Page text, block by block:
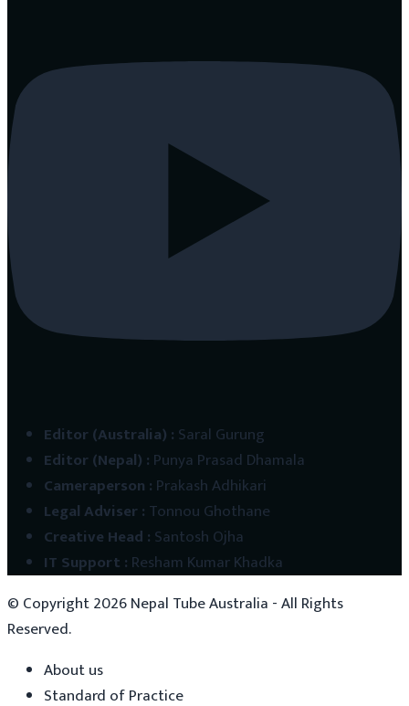
Editor (Australia) : Saral Gurung
Editor (Nepal) : Punya Prasad Dhamala
Cameraperson : Prakash Adhikari
Legal Adviser: Tonnou Ghothane
Creative Head : Santosh Ojha
IT Support : Resham Kumar Khadka
© Copyright2026Nepal Tube Australia - All Rights
Reserved.
About us
Standard of Practice